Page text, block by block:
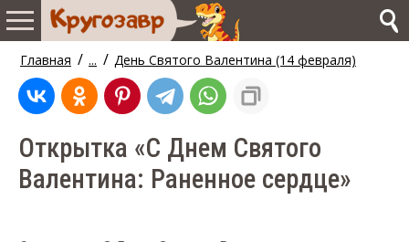
Главная / ... / День Святого Валентина (14 февраля)
Открытка «С Днем Святого
Валентина: Раненное сердце»